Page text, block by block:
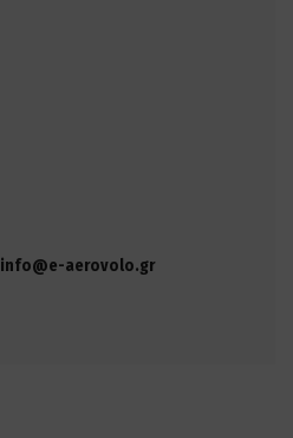
info@e-aerovolo.gr